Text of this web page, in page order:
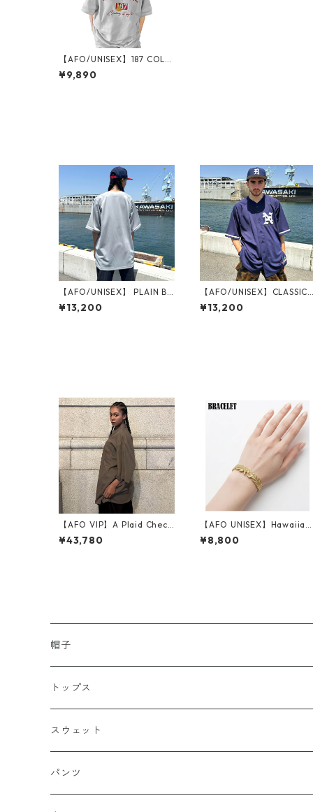
【AFO/UNISEX】187 COLL
EGE S/S SWEAT【ライトグ
レー】UNISEX
¥9,890
【AFO/UNISEX】 PLAIN BA
SEBALL SHIRTS / 無地ボデ
ィー
¥13,200
【AFO/UNISEX】CLASSIC
ASE BALL SHIRTS / クラシ
ック ベースボール シャツ
¥13,200
【AFO VIP】A Plaid Check
Shirts
¥43,780
【AFO UNISEX】Hawaiian
Jewelry BRACELET / ハワ
イアン ジュエリーブレスレ
¥8,800
帽子
キャップ
スナップバック
フィッテド（サイズ調整無）
ドゥラグ
スカルキャップ
トップス
Ｔシャツ
半袖
長袖
シャツ（半袖）
スウェット
トレーナー
パンツ